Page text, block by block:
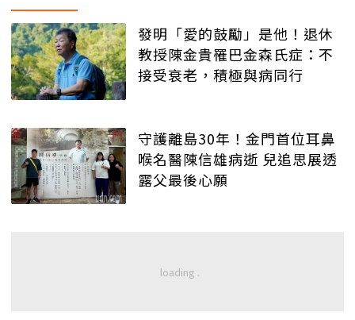
發明「愛的鼓勵」是他！退休
教授陳金貴罹巴金森氏症：不
接受衰老，積極與病同行
守護離島30年！金門首位耳鼻
喉名醫陳信雄病逝 兒追思展透
露父最後心願